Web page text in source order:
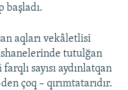
başladı.
aqları vekâletlisi
tutulğan
sayısı aydınlatqan
çoq – qırımtatarıdır.